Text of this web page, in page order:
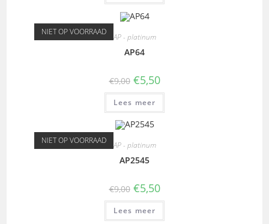
NIET OP VOORRAAD AP - platinum
AP64
€9,00 €5,50
Lees meer
NIET OP VOORRAAD AP - platinum
AP2545
€9,00 €5,50
Lees meer